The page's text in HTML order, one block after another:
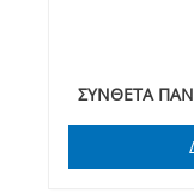
ΣΥΝΘΕΤΑ